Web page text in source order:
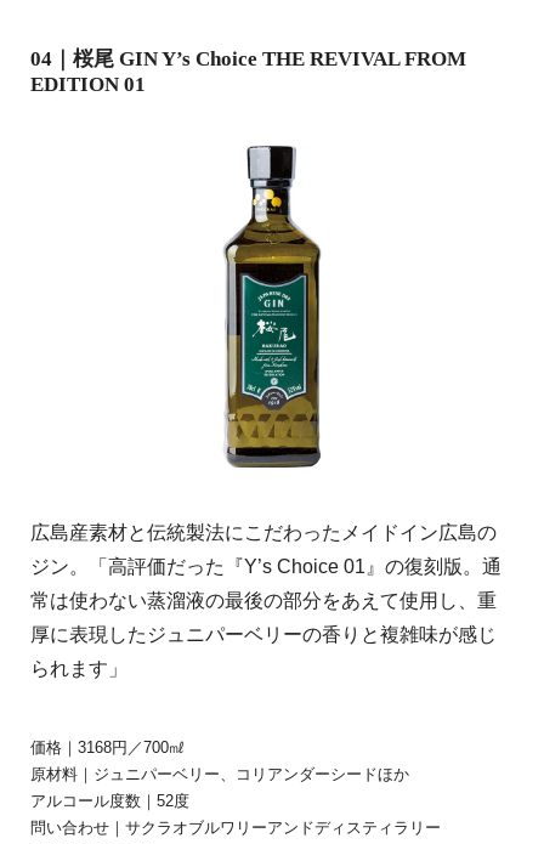
04｜桜尾 GIN Y’s Choice THE REVIVAL FROM
EDITION 01
広島産素材と伝統製法にこだわったメイドイン広島の
ジン。「高評価だった『Y’s Choice 01』の復刻版。通
常は使わない蒸溜液の最後の部分をあえて使用し、重
厚に表現したジュニパーベリーの香りと複雑味が感じ
られます」
価格｜3168円／700㎖
原材料｜ジュニパーベリー、コリアンダーシードほか
アルコール度数｜52度
問い合わせ｜サクラオブルワリーアンドディスティラリー